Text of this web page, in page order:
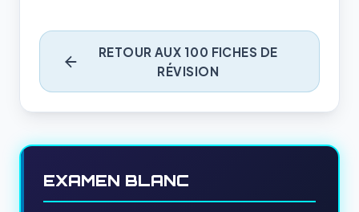
RETOUR AUX 100 FICHES DE
RÉVISION
EXAMEN BLANC